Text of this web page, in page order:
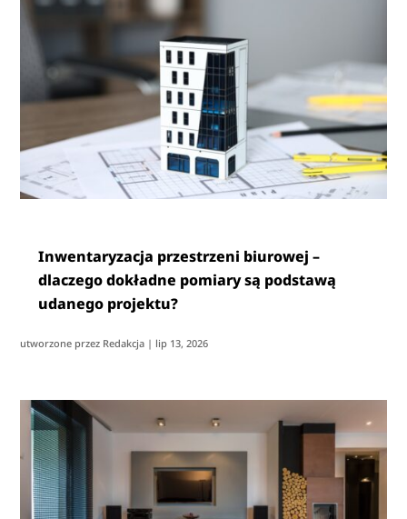
Inwentaryzacja przestrzeni biurowej –
dlaczego dokładne pomiary są podstawą
udanego projektu?
utworzone przez Redakcja | lip 13, 2026